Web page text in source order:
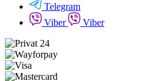
Telegram
Viber
Viber